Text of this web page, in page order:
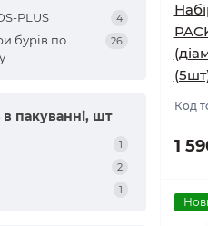
PLUS 4
бурів по
26
в пакуванні, шт
1
2
1
Код
1